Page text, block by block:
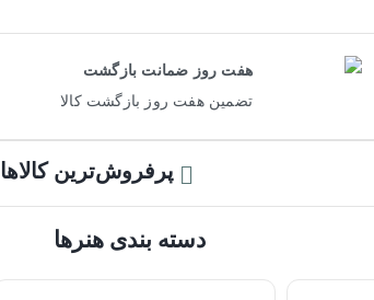
هفت روز ضمانت بازگشت
تضمین هفت روز بازگشت کالا
پرفروش‌ترین کالاها
دسته بندی هنرها